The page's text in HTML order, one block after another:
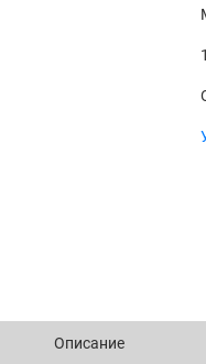
Описание